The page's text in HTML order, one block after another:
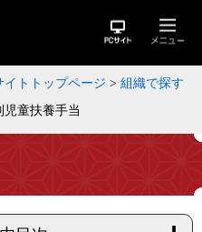
トトップページ > 組織で探す
児童扶養手当